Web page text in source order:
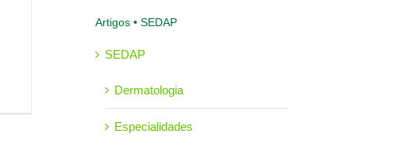
Artigos • SEDAP
SEDAP
Dermatologia
Especialidades